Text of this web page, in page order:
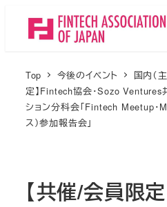
Top 今後のイベント 国内（
定】Fintech協会・Sozo Ventures
ション分科会「Fintech Meetup・
ス）参加報告会」
【共催/会員限